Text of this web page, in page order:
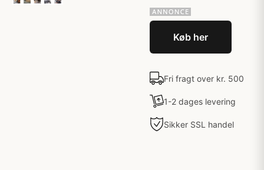
Køb her
Fri fragt over kr. 500
1-2 dages levering
Sikker SSL handel